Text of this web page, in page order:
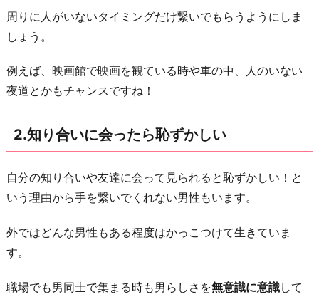
▶︎
遠
の
時
け
い
で
ら
3.
周りに人がいないタイミングだけ繋いでもらうようにしま
しょう。
例えば、映画館で映画を観ている時や車の中、人のいない
夜道とかもチャンスですね！
2.知り合いに会ったら恥ずかしい
自分の知り合いや友達に会って見られると恥ずかしい！と
いう理由から手を繋いでくれない男性もいます。
外ではどんな男性もある程度はかっこつけて生きていま
す。
職場でも男同士で集まる時も男らしさを無意識に意識して